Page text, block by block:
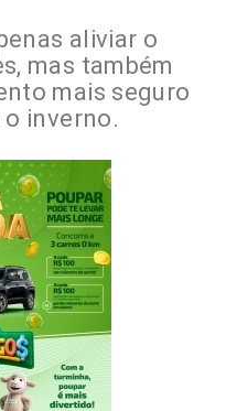
aliviar o
mas também
mais seguro
inverno.